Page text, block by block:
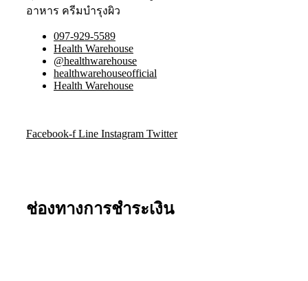
อาหาร ครีมบำรุงผิว
097-929-5589
Health Warehouse
@healthwarehouse
healthwarehouseofficial
Health Warehouse
Facebook-f Line Instagram Twitter
ช่องทางการชำระเงิน